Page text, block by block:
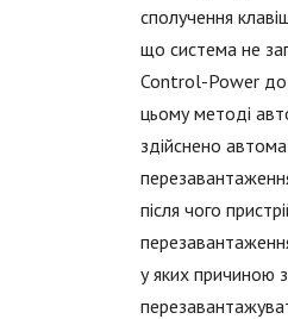
сполучення
що система не
Control-Power
цьому методі
здійснено
після чого
у яких причиною